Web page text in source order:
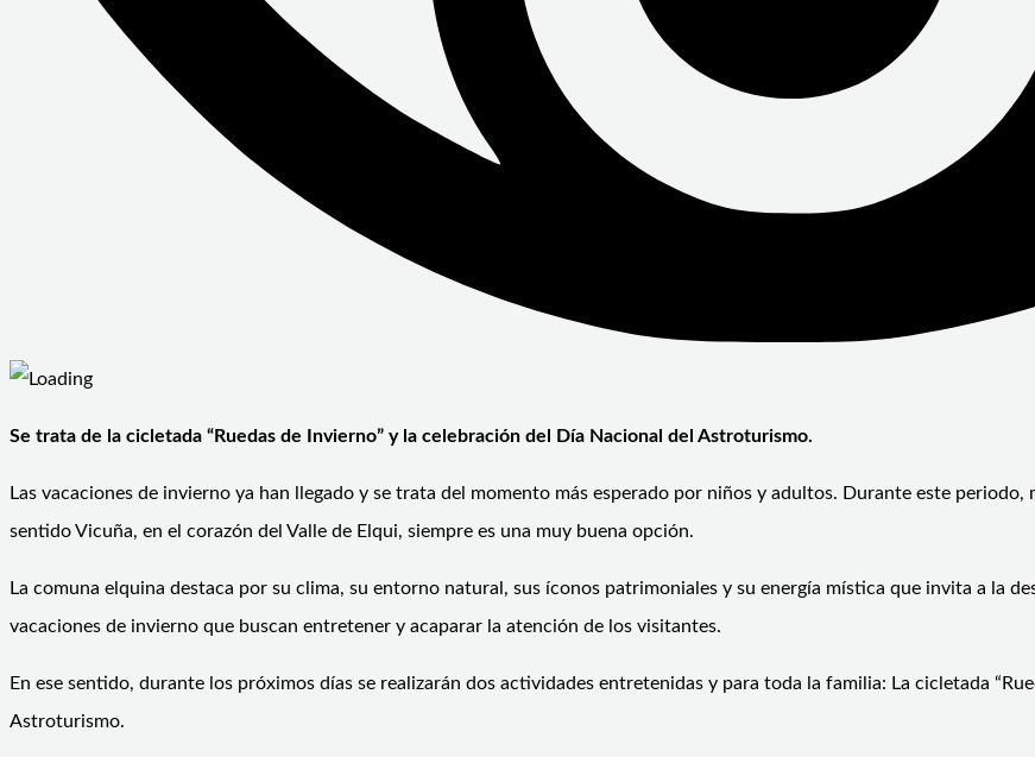
Se trata de la cicletada “Ruedas de Invierno” y la celebración del Día Nacional del Astroturismo.
Las vacaciones de invierno ya han llegado y se trata del momento más esperado por niños y adultos. Durante este
sentido Vicuña, en el corazón del Valle de Elqui, siempre es una muy buena opción.
La comuna elquina destaca por su clima, su entorno natural, sus íconos patrimoniales y su energía mística que invita a la
vacaciones de invierno que buscan entretener y acaparar la atención de los visitantes.
En ese sentido, durante los próximos días se realizarán dos actividades entretenidas y para toda la familia: La cicletada
Astroturismo.